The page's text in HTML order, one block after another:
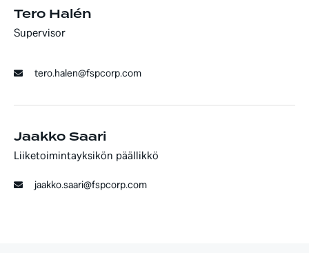
Tero Halén
Supervisor
tero.halen@fspcorp.com
Jaakko Saari
Liiketoimintayksikön päällikkö
jaakko.saari@fspcorp.com